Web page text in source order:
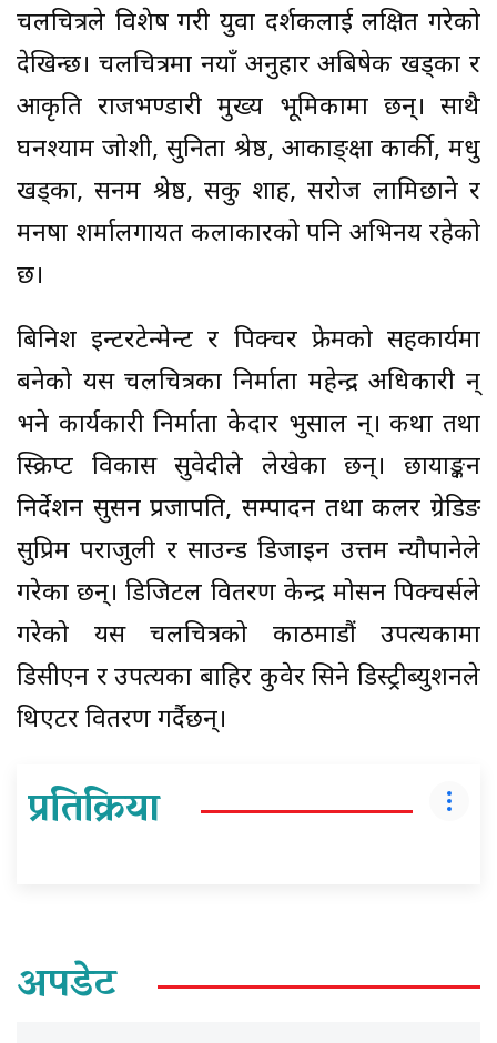
चलचित्रले विशेष गरी युवा दर्शकलाई लक्षित गरेको
देखिन्छ। चलचित्रमा नयाँ अनुहार अबिषेक खड्का र
आकृति राजभण्डारी मुख्य भूमिकामा छन्। साथै
घनश्याम जोशी, सुनिता श्रेष्ठ, आकाङ्क्षा कार्की, मधु
खड्का, सनम श्रेष्ठ, सकु शाह, सरोज लामिछाने र
मनषा शर्मालगायत कलाकारको पनि अभिनय रहेको
छ।
बिनिश इन्टरटेन्मेन्ट र पिक्चर फ्रेमको सहकार्यमा
बनेको यस चलचित्रका निर्माता महेन्द्र अधिकारी हुन्
भने कार्यकारी निर्माता केदार भुसाल हुन्। कथा तथा
स्क्रिप्ट विकास सुवेदीले लेखेका छन्। छायाङ्कन
निर्देशन सुसन प्रजापति, सम्पादन तथा कलर ग्रेडिङ
सुप्रिम पराजुली र साउन्ड डिजाइन उत्तम न्यौपानेले
गरेका छन्। डिजिटल वितरण केन्द्र मोसन पिक्चर्सले
गरेको यस चलचित्रको काठमाडौं उपत्यकामा
डिसीएन र उपत्यका बाहिर कुवेर सिने डिस्ट्रीब्युशनले
थिएटर वितरण गर्दैछन्।
प्रतिक्रिया
अपडेट